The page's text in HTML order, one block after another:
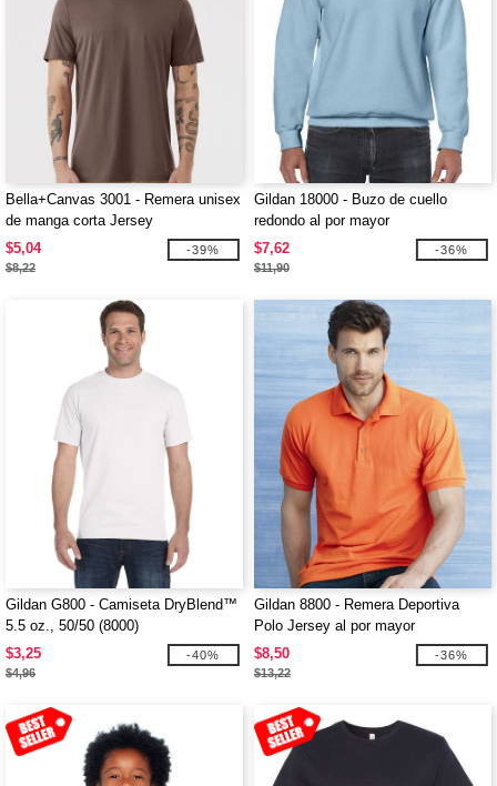
Bella+Canvas 3001 - Remera unisex
de manga corta Jersey
$5,04
$8,22
-39%
Gildan 18000 - Buzo de cuello
redondo al por mayor
$7,62
$11,90
-36%
Gildan G800 - Camiseta DryBlend™
5.5 oz., 50/50 (8000)
$3,25
$4,96
-40%
Gildan 8800 - Remera Deportiva
Polo Jersey al por mayor
$8,50
$13,22
-36%